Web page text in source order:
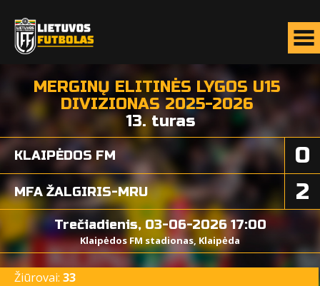
MERGINŲ ELITINĖS LYGOS U15
DIVIZIONAS 2025-2026
13. turas
0
KLAIPĖDOS FM
MFA ŽALGIRIS-MRU 2
Trečiadienis, 03-06-2026 17:00
Klaipėdos FM stadionas, Klaipėda
Žiūrovai: 33